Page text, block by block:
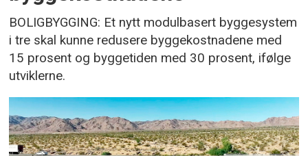
BOLIGBYGGING: Et nytt modulbasert byggesystem
i tre skal kunne redusere byggekostnadene med
15 prosent og byggetiden med 30 prosent, ifølge
utviklerne.